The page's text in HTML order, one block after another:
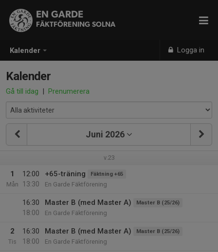
Kalender Logga in
EN GARDE
FÄKTFÖRENING SOLNA
Kalender
Gå till idag | Prenumerera
Juni 2026
v.23
1
Mån
12:00
13:30
+65-träning Fäktning +65
En Garde Fäktförening
16:30
18:00
Master B (med Master A) Master B (25/26)
En Garde Fäktförening
2
Tis
16:30
18:00
Master B (med Master A) Master B (25/26)
En Garde Fäktförening